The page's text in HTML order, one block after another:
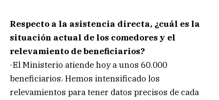
Respecto a la asistencia directa, ¿cuál es la
situación actual de los comedores y el
relevamiento de beneficiarios?
-El Ministerio atiende hoy a unos 60.000
beneficiarios. Hemos intensificado los
relevamientos para tener datos precisos de cada